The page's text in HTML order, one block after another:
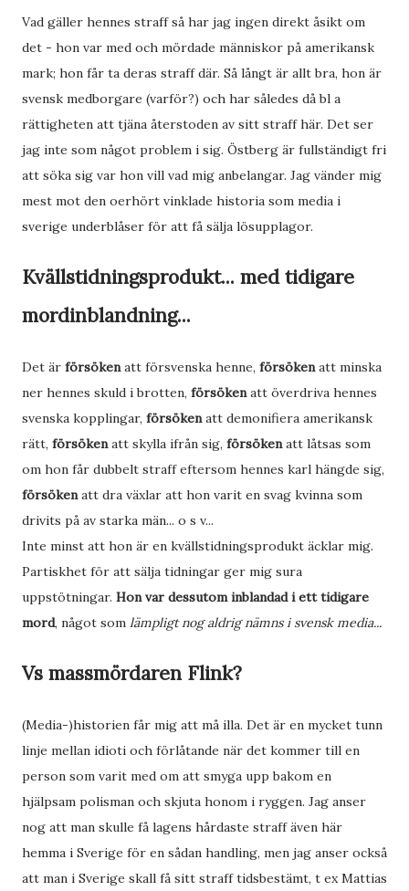
Vad gäller hennes straff så har jag ingen direkt åsikt om
det - hon var med och mördade människor på amerikansk
mark; hon får ta deras straff där. Så långt är allt bra, hon är
svensk medborgare (varför?) och har således då bl a
rättigheten att tjäna återstoden av sitt straff här. Det ser
jag inte som något problem i sig. Östberg är fullständigt fri
att söka sig var hon vill vad mig anbelangar. Jag vänder mig
mest mot den oerhört vinklade historia som media i
sverige underblåser för att få sälja lösupplagor.
Kvällstidningsprodukt... med tidigare
mordinblandning...
Det är försökenatt försvenska henne, försökenatt minska
ner hennes skuld i brotten, försökenatt överdriva hennes
svenska kopplingar, försökenatt demonifiera amerikansk
rätt, försökenatt skylla ifrån sig, försökenatt låtsas som
om hon får dubbelt straff eftersom hennes karl hängde sig,
försökenatt dra växlar att hon varit en svag kvinna som
drivits på av starka män... o s v...
Inte minst att hon är en kvällstidningsprodukt äcklar mig.
Partiskhet för att sälja tidningar ger mig sura
uppstötningar. Hon var dessutom inblandad i ett tidigare
mord, något som lämpligt nog aldrig nämns i svensk media...
Vs massmördaren Flink?
(Media-)historien får mig att må illa. Det är en mycket tunn
linje mellan idioti och förlåtande när det kommer till en
person som varit med om att smyga upp bakom en
hjälpsam polisman och skjuta honom i ryggen. Jag anser
nog att man skulle få lagens hårdaste straff även här
hemma i Sverige för en sådan handling, men jag anser också
att man i Sverige skall få sitt straff tidsbestämt, t ex Mattias